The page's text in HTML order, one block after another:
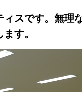
スです。無理
す。